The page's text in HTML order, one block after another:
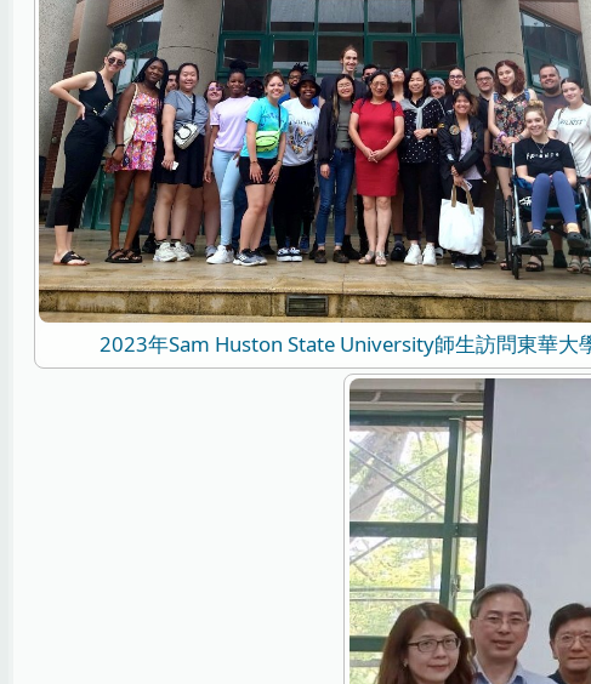
2023年Sam Huston State University師生訪問東華大